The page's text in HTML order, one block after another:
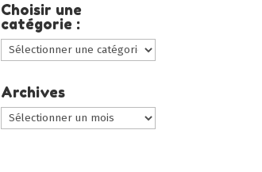
Choisir une
catégorie :
Choisir
une
catégorie
:
Archives
Archives